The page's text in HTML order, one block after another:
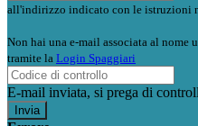
all'indirizzo indicato con le istruzioni
Non hai una e-mail associata al nome
tramite la Login Spaggiari
E-mail inviata, si prega di